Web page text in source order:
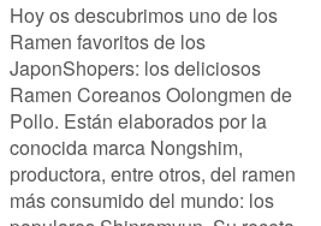
Hoy os descubrimos uno de los
Ramen favoritos de los
JaponShopers: los deliciosos
Ramen Coreanos Oolongmen de
Pollo. Están elaborados por la
conocida marca Nongshim,
productora, entre otros, del ramen
más consumido del mundo: los